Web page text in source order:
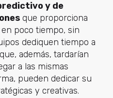
y de
que proporciona
poco tiempo, sin
dediquen tiempo a
además, tardarían
a las mismas
pueden dedicar su
y creativas.